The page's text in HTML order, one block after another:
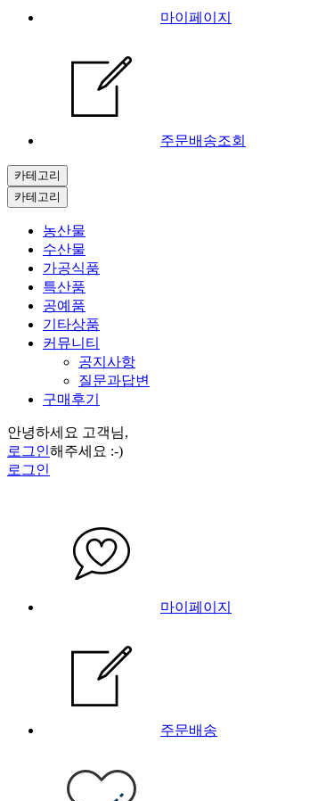
마이페이지
주문배송조회
카테고리
카테고리
농산물
수산물
가공식품
특산품
공예품
기타상품
커뮤니티
공지사항
질문과답변
구매후기
안녕하세요 고객님,
로그인해주세요 :-)
로그인
마이페이지
주문배송